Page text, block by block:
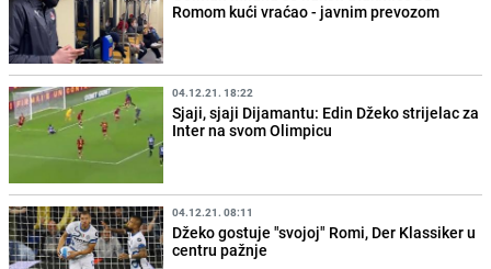
Romom kući vraćao - javnim prevozom
04.12.21. 18:22
Sjaji, sjaji Dijamantu: Edin Džeko strijelac za
Inter na svom Olimpicu
04.12.21. 08:11
Džeko gostuje "svojoj" Romi, Der Klassiker u
centru pažnje